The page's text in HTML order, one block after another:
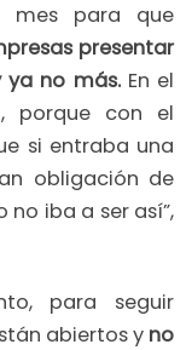
mes para que
presentar
ya no más.En el
porque con el
si entraba una
obligación de
no iba a ser así”,
para seguir
abiertos y no